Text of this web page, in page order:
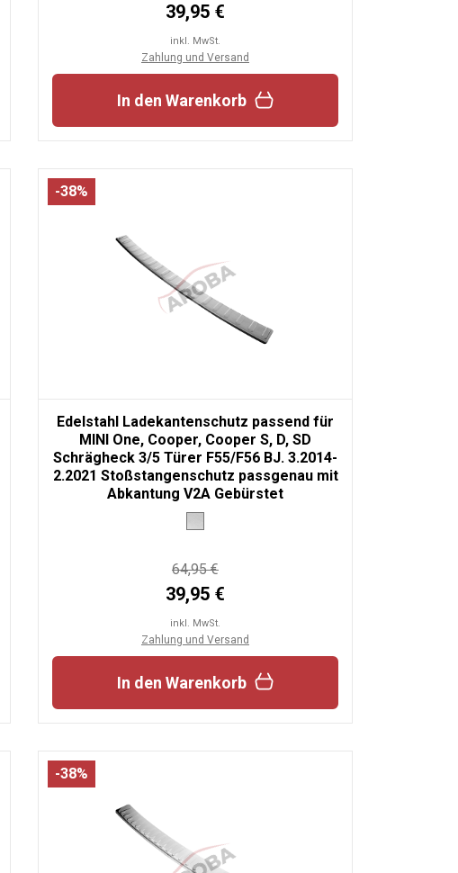
39,95 €
inkl. MwSt.
Zahlung und Versand
In den Warenkorb
-38%
Edelstahl Ladekantenschutz passend für
MINI One, Cooper, Cooper S, D, SD
Schrägheck 3/5 Türer F55/F56 BJ. 3.2014-
2.2021 Stoßstangenschutz passgenau mit
Abkantung V2A Gebürstet
64,95 €
39,95 €
inkl. MwSt.
Zahlung und Versand
In den Warenkorb
-38%